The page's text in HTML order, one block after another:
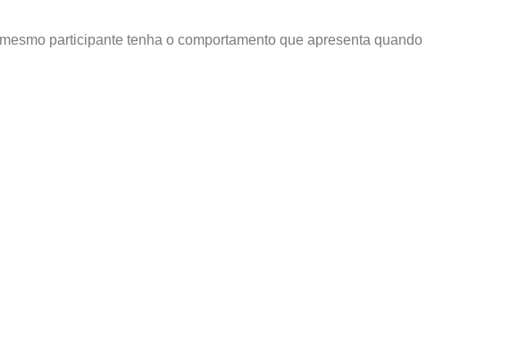
participante tenha o comportamento que apresenta quando